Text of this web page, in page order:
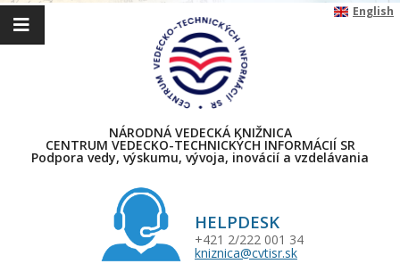
Skip
English
NÁRODNÁ VEDECKÁ KNIŽNICA
CENTRUM VEDECKO-TECHNICKÝCH INFORMÁCIÍ SR
Podpora vedy, výskumu, vývoja, inovácií a vzdelávania
HELPDESK
+421 2/222 001 34
kniznica@cvtisr.sk